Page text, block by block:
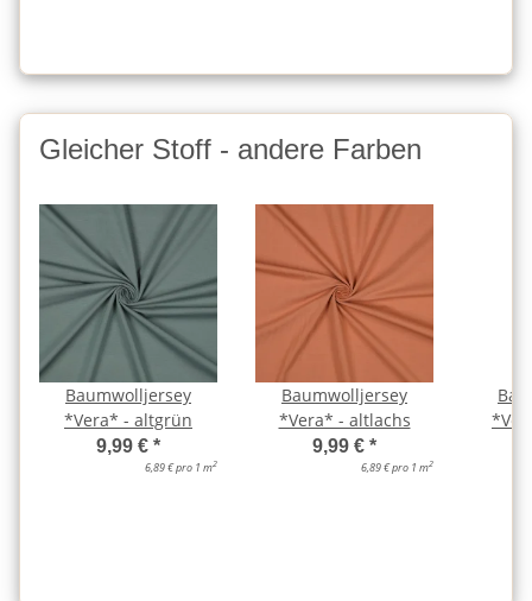
Gleicher Stoff - andere Farben
Baumwolljersey
*Vera* - altgrün
9,99 € *
6,89 € pro 1 m2
Baumwolljersey
*Vera* - altlachs
9,99 € *
6,89 € pro 1 m2